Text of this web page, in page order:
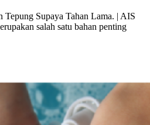
Tepung Supaya Tahan Lama. | AIS
salah satu bahan penting